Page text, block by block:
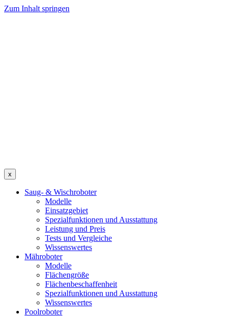
Zum Inhalt springen
x
Saug- & Wischroboter
Modelle
Einsatzgebiet
Spezialfunktionen und Ausstattung
Leistung und Preis
Tests und Vergleiche
Wissenswertes
Mähroboter
Modelle
Flächengröße
Flächenbeschaffenheit
Spezialfunktionen und Ausstattung
Wissenswertes
Poolroboter